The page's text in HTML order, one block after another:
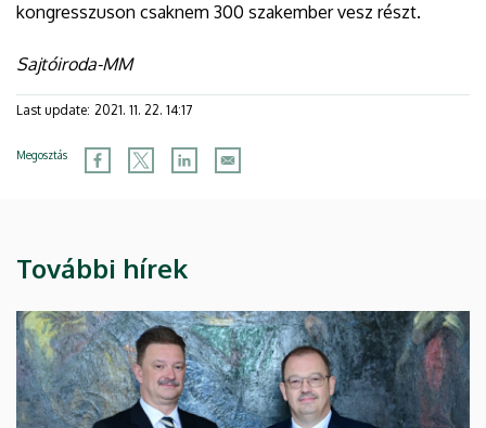
kongresszuson csaknem 300 szakember vesz részt.
Sajtóiroda-MM
Last update: 2021. 11. 22. 14:17
Megosztás
További hírek